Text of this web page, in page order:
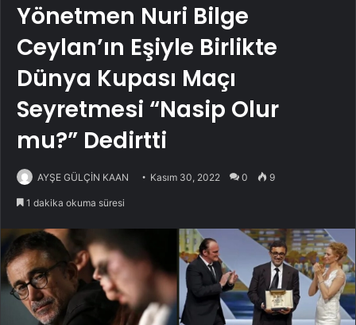
Yönetmen Nuri Bilge
Ceylan’ın Eşiyle Birlikte
Dünya Kupası Maçı
Seyretmesi “Nasip Olur
mu?” Dedirtti
AYŞE GÜLÇİN KAAN Kasım 30, 2022 0 9
1 dakika okuma süresi